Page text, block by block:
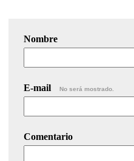
Nombre
E-mail No será mostrado.
Comentario